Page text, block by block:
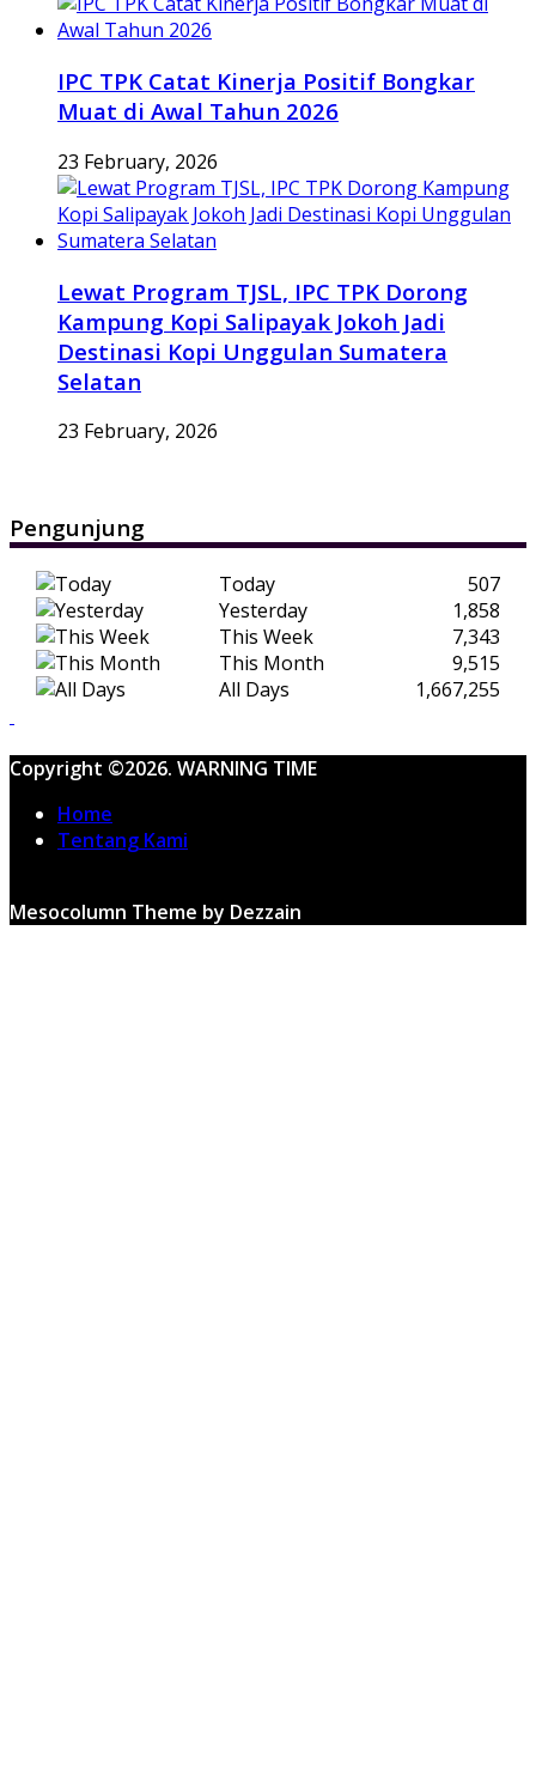
IPC TPK Catat Kinerja Positif Bongkar
Muat di Awal Tahun 2026
23 February, 2026
Lewat Program TJSL, IPC TPK Dorong
Kampung Kopi Salipayak Jokoh Jadi
Destinasi Kopi Unggulan Sumatera
Selatan
23 February, 2026
Pengunjung
Today
507
Yesterday
1,858
This Week
7,343
This Month
9,515
All Days
1,667,255
Copyright ©2026. WARNING TIME
Home
Tentang Kami
Mesocolumn Theme by Dezzain